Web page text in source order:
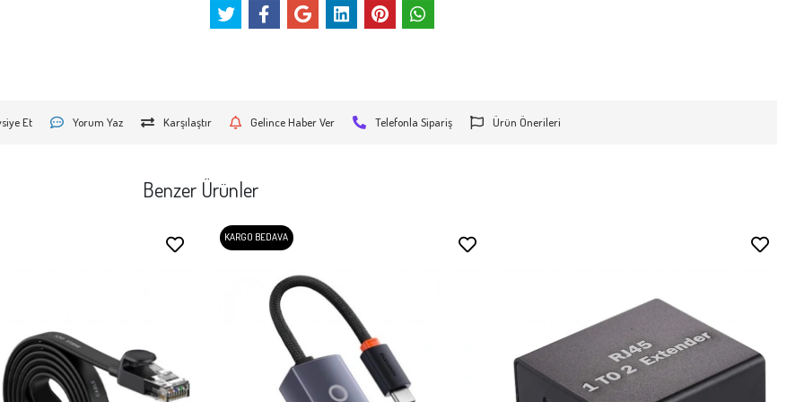
Et Yorum Yaz Karşılaştır Gelince Haber Ver Telefonla Sipariş Ürün Önerileri
Benzer Ürünler
Stokta Yok
KARGO BEDAVA
Stokta Yok Stokta Yok